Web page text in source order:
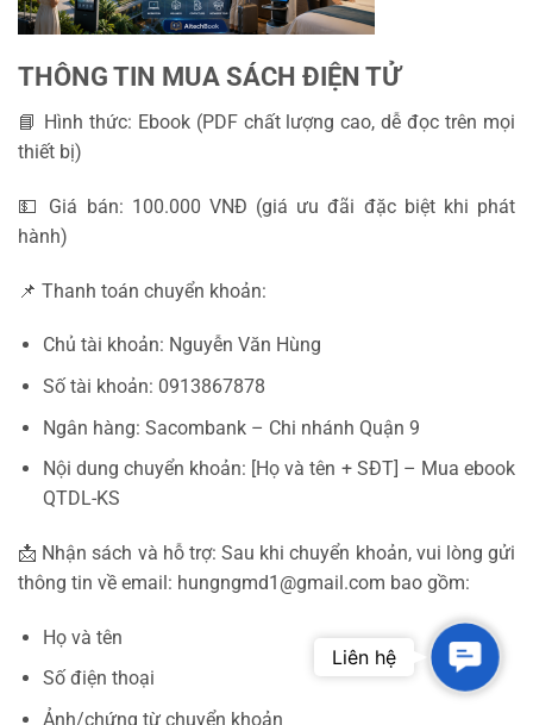
THÔNG TIN MUA SÁCH ĐIỆN TỬ
📘 Hình thức: Ebook (PDF chất lượng cao, dễ đọc trên mọi
thiết bị)
💵 Giá bán: 100.000 VNĐ (giá ưu đãi đặc biệt khi phát
hành)
📌 Thanh toán chuyển khoản:
Chủ tài khoản: Nguyễn Văn Hùng
Số tài khoản: 0913867878
Ngân hàng: Sacombank – Chi nhánh Quận 9
Nội dung chuyển khoản: [Họ và tên + SĐT] – Mua ebook
QTDL-KS
📩 Nhận sách và hỗ trợ: Sau khi chuyển khoản, vui lòng gửi
thông tin về email: hungngmd1@gmail.com bao gồm:
Họ và tên
Số điện thoại
Ảnh/chứng từ chuyển khoản
Liên hệ